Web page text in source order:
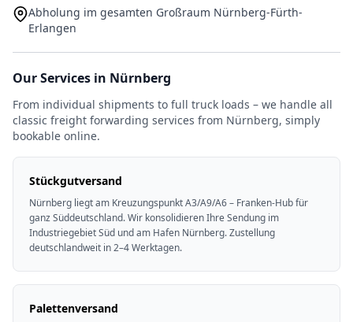
Abholung im gesamten Großraum Nürnberg-Fürth-
Erlangen
Our Services in Nürnberg
From individual shipments to full truck loads – we handle all
classic freight forwarding services from Nürnberg, simply
bookable online.
Stückgutversand
Nürnberg liegt am Kreuzungspunkt A3/A9/A6 – Franken-Hub für
ganz Süddeutschland. Wir konsolidieren Ihre Sendung im
Industriegebiet Süd und am Hafen Nürnberg. Zustellung
deutschlandweit in 2–4 Werktagen.
Palettenversand